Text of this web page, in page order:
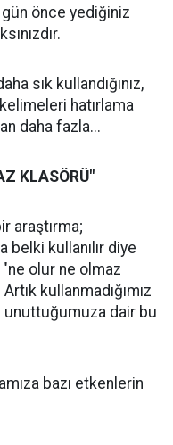
önce yediğiniz
sık kullandığınız,
hatırlama
daha fazla...
KLASÖRÜ"
araştırma;
belki kullanılır diye
olur ne olmaz
kullanmadığımız
dair bu
bazı etkenlerin